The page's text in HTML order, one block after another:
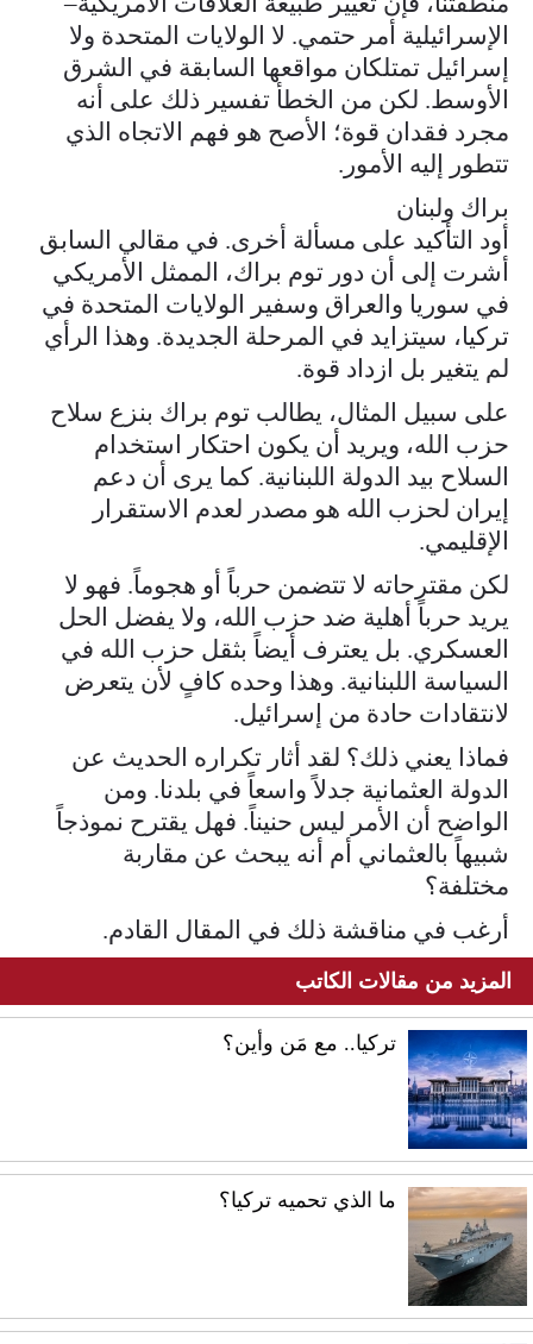
الإسرائيلية أمر حتمي. لا الولايات المتحدة ولا
إسرائيل تمتلكان مواقعها السابقة في الشرق
الأوسط. لكن من الخطأ تفسير ذلك على أنه
مجرد فقدان قوة؛ الأصح هو فهم الاتجاه الذي
تتطور إليه الأمور.
براك ولبنان
أود التأكيد على مسألة أخرى. في مقالي السابق
أشرت إلى أن دور توم براك، الممثل الأمريكي
في سوريا والعراق وسفير الولايات المتحدة في
تركيا، سيتزايد في المرحلة الجديدة. وهذا الرأي
لم يتغير بل ازداد قوة.
على سبيل المثال، يطالب توم براك بنزع سلاح
حزب الله، ويريد أن يكون احتكار استخدام
السلاح بيد الدولة اللبنانية. كما يرى أن دعم
إيران لحزب الله هو مصدر لعدم الاستقرار
الإقليمي.
لكن مقترحاته لا تتضمن حرباً أو هجوماً. فهو لا
يريد حرباً أهلية ضد حزب الله، ولا يفضل الحل
العسكري. بل يعترف أيضاً بثقل حزب الله في
السياسة اللبنانية. وهذا وحده كافٍ لأن يتعرض
لانتقادات حادة من إسرائيل.
فماذا يعني ذلك؟ لقد أثار تكراره الحديث عن
الدولة العثمانية جدلاً واسعاً في بلدنا. ومن
الواضح أن الأمر ليس حنيناً. فهل يقترح نموذجاً
شبيهاً بالعثماني أم أنه يبحث عن مقاربة
مختلفة؟
أرغب في مناقشة ذلك في المقال القادم.
المزيد من مقالات الكاتب
تركيا.. مع مَن وأين؟
ما الذي تحميه تركيا؟